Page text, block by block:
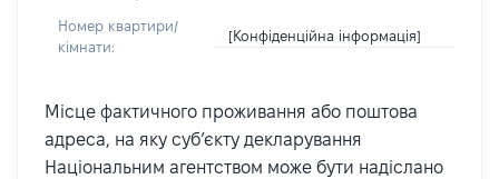
Номер квартири/
кімнати:
[Конфіденційна інформація]
Місце фактичного проживання або поштова
адреса, на яку суб’єкту декларування
Національним агентством може бути надіслано